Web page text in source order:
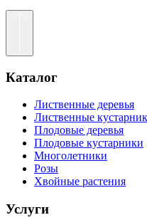
Каталог
Лиственные деревья
Лиственные
Плодовые деревья
Плодовые кустарники
Многолетники
Розы
Хвойные растения
Услуги